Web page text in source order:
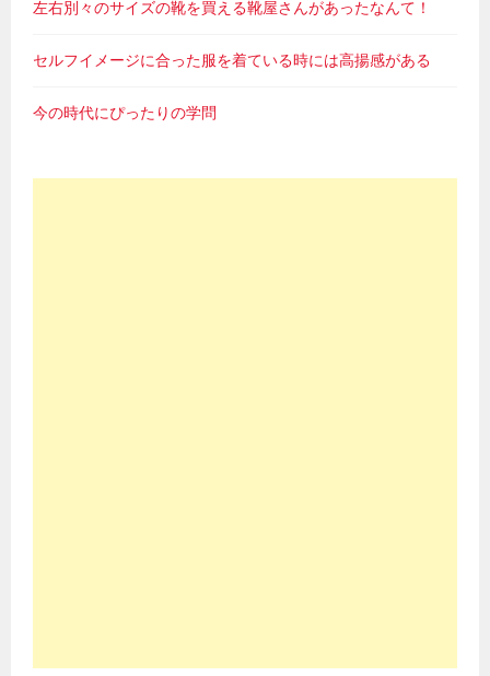
左右別々のサイズの靴を買える靴屋さんがあったなんて！
セルフイメージに合った服を着ている時には高揚感がある
今の時代にぴったりの学問